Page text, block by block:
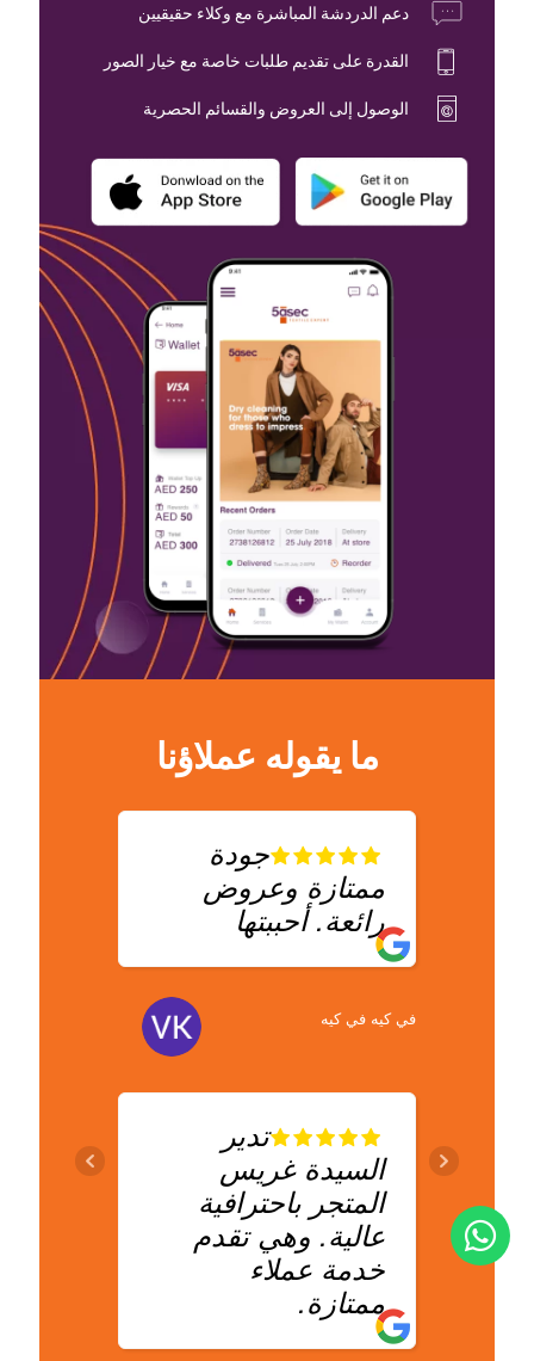
دعم الدردشة المباشرة مع وكلاء حقيقيين
القدرة على تقديم طلبات خاصة مع خيار الصور
الوصول إلى العروض والقسائم الحصرية
ما يقوله عملاؤنا
جودة
ممتازة وعروض
رائعة. أحببتها
في كيه في كيه
تدير
السيدة غريس
المتجر باحترافية
عالية. وهي تقدم
خدمة عملاء
ممتازة.